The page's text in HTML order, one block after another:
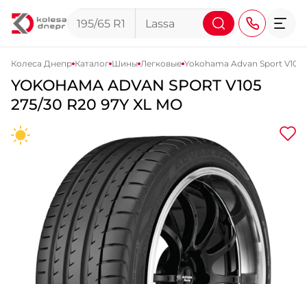
+38 (068) 911-911-4
+38 (067) 113-44-44
+38 (095) 276-44-44
+38 (067) 911-14-14
- на Щепкина
+38 (098) 911-911-0
- на Тополе
+38 (098) 911-911-4
- на Калиновой
Колеса Днепр Каталог Шины Легковые Yokohama Advan Sport V105
YOKOHAMA ADVAN SPORT V105
275/30 R20 97Y XL MO